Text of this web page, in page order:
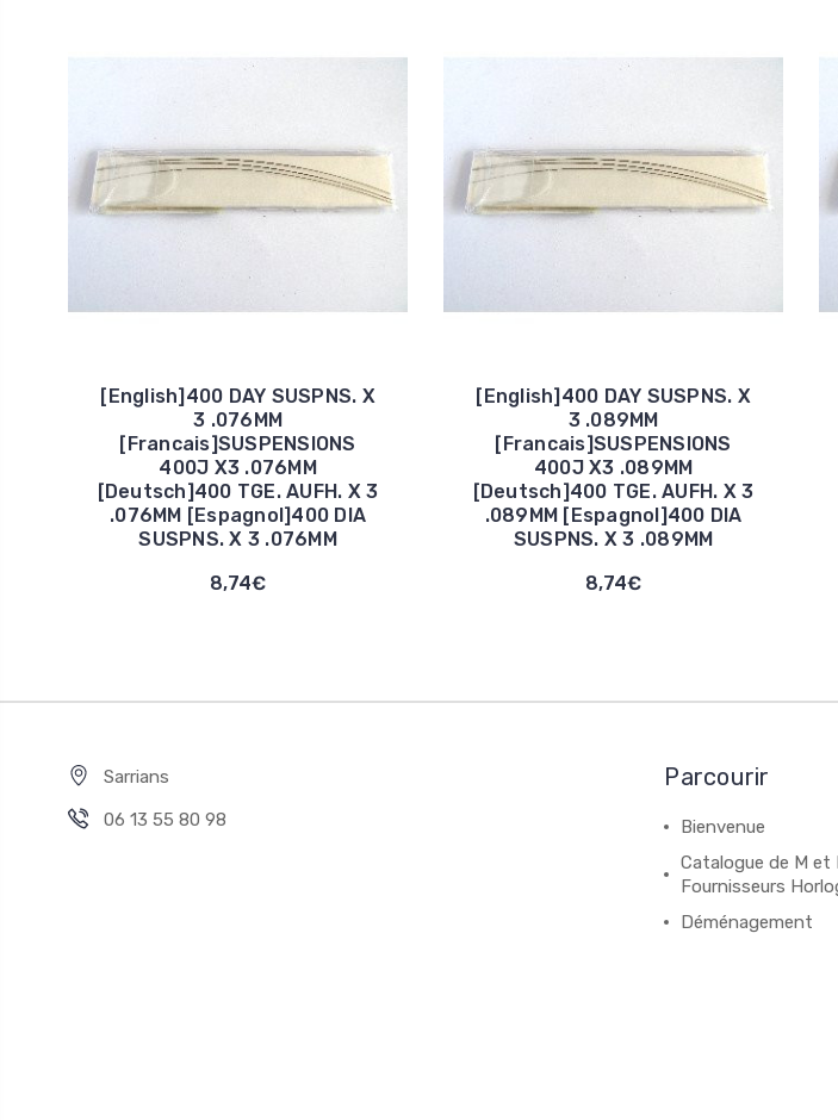
[English]400 DAY SUSPNS. X
3 .076MM
[Francais]SUSPENSIONS
400J X3 .076MM
[Deutsch]400 TGE. AUFH. X 3
.076MM [Espagnol]400 DIA
SUSPNS. X 3 .076MM
8,74€
[English]400 DAY SUSPNS. X
3 .089MM
[Francais]SUSPENSIONS
400J X3 .089MM
[Deutsch]400 TGE. AUFH. X 3
.089MM [Espagnol]400 DIA
SUSPNS. X 3 .089MM
8,74€
Sarrians
06 13 55 80 98
Parcourir
Bienvenue
Catalogue de M et
Fournisseurs
Déménagement